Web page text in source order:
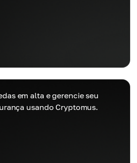
em alta e gerencie seu
usando Cryptomus.